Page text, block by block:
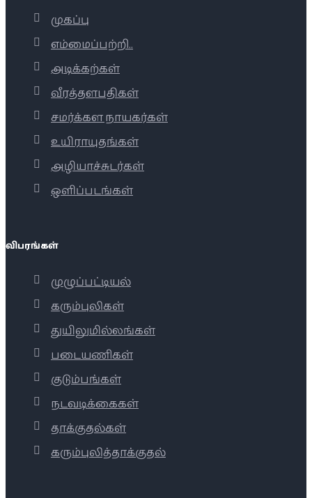
முகப்பு
எம்மைப்பற்றி..
அடிக்கற்கள்
வீரத்தளபதிகள்
சமர்க்கள நாயகர்கள்
உயிராயுதங்கள்
அழியாச்சுடர்கள்
ஒளிப்படங்கள்
விபரங்கள்
முழுப்பட்டியல்
கரும்புலிகள்
துயிலுமில்லங்கள்
படையணிகள்
குடும்பங்கள்
நடவடிக்கைகள்
தாக்குதல்கள்
கரும்புலித்தாக்குதல்